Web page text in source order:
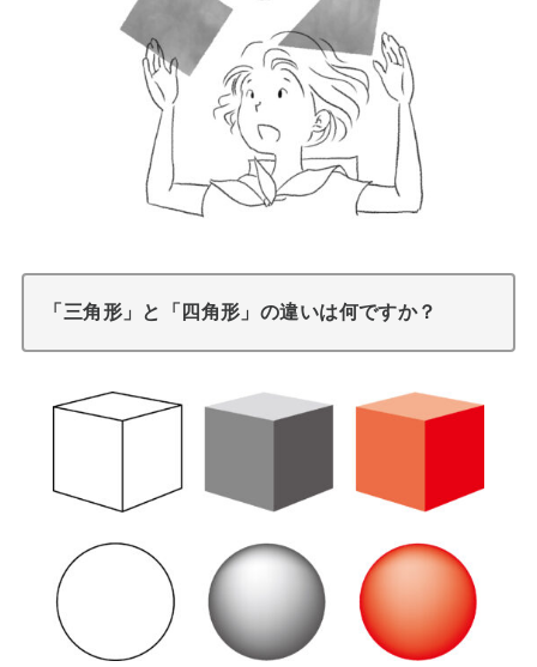
「三角形」と「四角形」の違いは何ですか？